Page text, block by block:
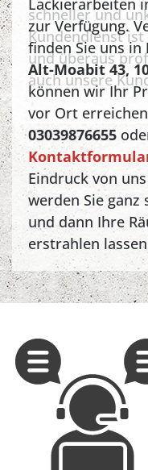
schneller und
Kundendienst
und überaus
auch unsere
Lackierarbeiten
zur Verfügung.
finden Sie uns in
Alt-Moabit 43,
können wir Ihr
vor Ort
03039876655
Eindruck von
werden Sie ganz
und dann Ihre
erstrahlen